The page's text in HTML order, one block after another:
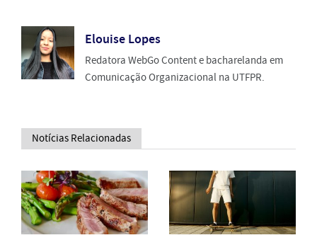
Elouise Lopes
Redatora WebGo Content e bacharelanda em
Comunicação Organizacional na UTFPR.
Notícias Relacionadas